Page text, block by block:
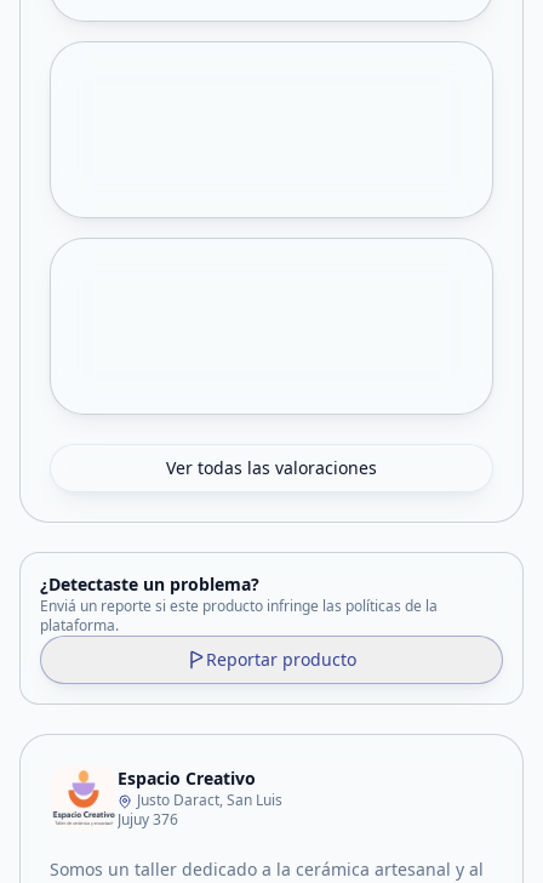
Ver todas las valoraciones
¿Detectaste un problema?
Enviá un reporte si este producto infringe las políticas de la
plataforma.
Reportar producto
Espacio Creativo
Justo Daract, San Luis
Jujuy 376
Somos un taller dedicado a la cerámica artesanal y al